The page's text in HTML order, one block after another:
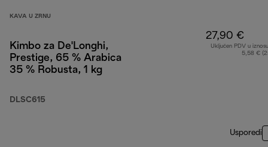
KAVA U ZRNU
Kimbo za De'Longhi,
Prestige, 65 % Arabica
35 % Robusta, 1 kg
DLSC615
27,90 €
Uključen PDV u
5,58 €
Usporedi